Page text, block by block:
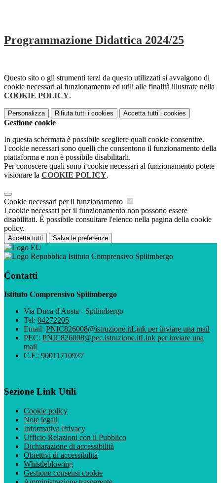
Programmazione Didattica 2024/25
Questo sito o gli strumenti terzi da questo utilizzati si avvalgono di
cookie necessari al funzionamento ed utili alle finalità illustrate nella
COOKIE POLICY.
Personalizza Rifiuta tutti i cookies Accetta tutti i cookies
Gestione cookie
In questa schermata è possibile scegliere quali cookie consentire.
I cookie necessari sono quelli che consentono il funzionamento della
piattaforma e non è possibile disabilitarli.
Per conoscere quali sono i cookie necessari al funzionamento potete
visionare la COOKIE POLICY.
Cookie necessari per il funzionamento
I cookie necessari per il funzionamento non possono essere
disabilitati. È possibile consultare l'elenco nella pagina della cookie
policy.
Accetta tutti Salva le preferenze
Istituto Comprensivo Spilimbergo
Contatti
Istituto Comprensivo Spilimbergo
Via Duca d'Aosta - Spilimbergo
Tel: 04272205
Email: PNIC826008@istruzione.itLink per inviare una mail
PEC: PNIC826008@pec.istruzione.itLink per inviare una
mail
C.F.: 90011710937
Sezione Link Utili
Cookie policy
Note legali
Informativa Privacy
Ufficio Relazioni con il Pubblico
Dichiarazione di accessibilità
Obiettivi di accessibilità
Whistleblowing
Gestione consensi cookie